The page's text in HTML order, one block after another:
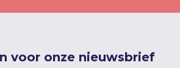
voor onze nieuwsbrief